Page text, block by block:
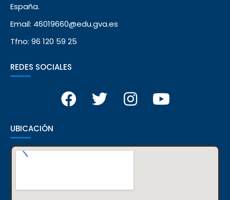
España.
Email: 46019660@edu.gva.es
Tfno: 96 120 59 25
REDES SOCIALES
UBICACIÓN